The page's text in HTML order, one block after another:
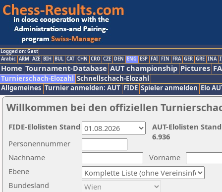
Logged on: Gast
Arabic ARM AZE BIH BUL CAT CHN CRO CZE DEN ENG ESP FAI FIN FRA GER GRE INA
Home Tournament-Database AUT championship Pictures
Turnierschach-Elozahl Schnellschach-Elozahl
Allgemeines Turnier anmelden: AUT FIDE Spieler anmelden Elo
Willkommen bei den offiziellen
Nachname
Vorname
Ebene
Personennummer
Bundesland
AUT-Elolisten
6.936
FIDE-Elolisten Stand